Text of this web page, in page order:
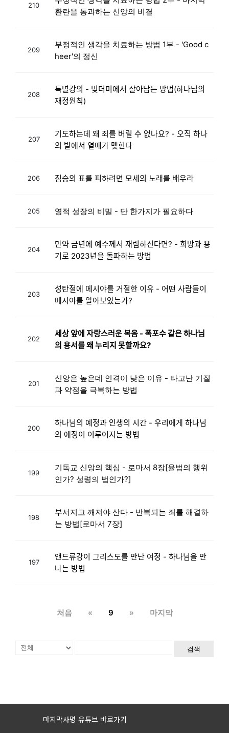
210
환란을 통과하는 신앙의 비결
209
부정적인 생각을 치료하는 방법 1부 - 'Good c
heer'의 정신
208
특별강의 - 빚더미에서 살아남는 방법(하나님의
재정원칙)
207
기도하는데 왜 죄를 버릴 수 없나요? - 오직 하나
의 밭에서 열매가 맺힌다
206 짐승의 표를 피하려면 모세의 노래를 배우라
205 영적 성장의 비밀 - 단 한가지가 필요하다
204
만약 금년에 예수께서 재림하신다면? - 희망과 용
기로 2023년을 돌파하는 방법
203
성탄절에 메시야를 거절한 이유 - 어떤 사람들이
메시야를 알아보았는가?
202
세상 앞에 자랑스러운 복음 - 폭포수 같은 하나님
의 용서를 왜 누리지 못할까요?
201
신앙은 높은데 인격이 낮은 이유 - 타고난 기질
과 약점을 극복하는 방법
200
하나님의 예정과 인생의 시간 - 우리에게 하나님
의 예정이 이루어지는 방법
199
기독교 신앙의 핵심 - 로마서 8장[율법의 행위
인가? 성령의 법인가?]
198
부서지고 깨져야 산다 - 반복되는 죄를 해결하
는 방법[로마서 7장]
197
앤드류강이 그리스도를 만난 여정 - 하나님을 만
나는 방법
처음 « 9 » 마지막
검색
마지막사명 유튜브 바로가기